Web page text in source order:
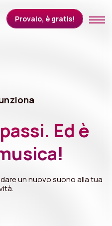
Provalo, è gratis!
mood
ACCEDI
Ed è
un nuovo suono alla tua